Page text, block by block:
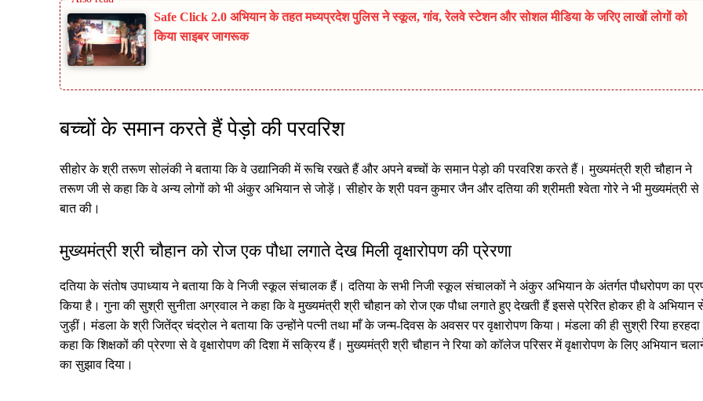
Safe Click 2.0 अभियान के तहत मध्यप्रदेश पुलिस ने स्कूल, गांव, रेलवे स्टेशन और सोशल मीडिया के जरिए लाखों लोगों को
किया साइबर जागरूक
बच्चों के समान करते हैं पेड़ो की परवरिश
सीहोर के श्री तरूण सोलंकी ने बताया कि वे उद्यानिकी में रूचि रखते हैं और अपने बच्चों के समान पेड़ो की परवरिश करते हैं। मुख्यमंत्री श्री चौहान ने
तरूण जी से कहा कि वे अन्य लोगों को भी अंकुर अभियान से जोड़ें। सीहोर के श्री पवन कुमार जैन और दतिया की श्रीमती श्वेता गोरे ने भी मुख्यमंत्री से
बात की।
मुख्यमंत्री श्री चौहान को रोज एक पौधा लगाते देख मिली वृक्षारोपण की प्रेरणा
दतिया के संतोष उपाध्याय ने बताया कि वे निजी स्कूल संचालक हैं। दतिया के सभी निजी स्कूल संचालकों ने अंकुर अभियान के अंतर्गत पौधरोपण का
किया है। गुना की सुश्री सुनीता अग्रवाल ने कहा कि वे मुख्यमंत्री श्री चौहान को रोज एक पौधा लगाते हुए देखती हैं इससे प्रेरित होकर ही वे अभियान
जुड़ीं। मंडला के श्री जितेंद्र चंद्रोल ने बताया कि उन्होंने पत्नी तथा माँ के जन्म-दिवस के अवसर पर वृक्षारोपण किया। मंडला की ही सुश्री रिया
कहा कि शिक्षकों की प्रेरणा से वे वृक्षारोपण की दिशा में सक्रिय हैं। मुख्यमंत्री श्री चौहान ने रिया को कॉलेज परिसर में वृक्षारोपण के लिए अभियान
का सुझाव दिया।